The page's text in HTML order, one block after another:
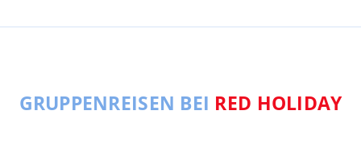
GRUPPENREISEN BEI RED HOLIDAY